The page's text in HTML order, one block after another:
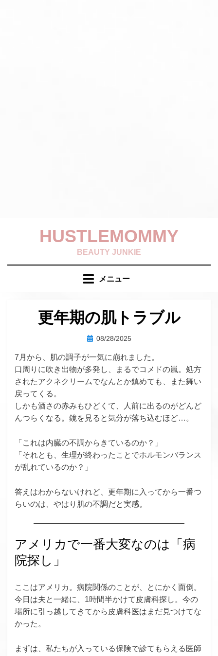
HUSTLEMOMMY
BEAUTY JUNKIE
メニュー
更年期の肌トラブル
投稿者hustlemommy
投
日:
08/28/2025
7月から、肌の調子が一気に崩れました。
口周りに吹き出物が多発し、まるでコメドの嵐。処方
されたアクネクリームでなんとか鎮めても、また舞い
戻ってくる。
しかも酒さの赤みもひどくて、人前に出るのがどんど
んつらくなる。鏡を見ると気分が落ち込むほど…。
「これは内臓の不調からきているのか？」
「それとも、生理が終わったことでホルモンバランス
が乱れているのか？」
答えはわからないけれど、更年期に入ってから一番つ
らいのは、やはり肌の不調だと実感。
アメリカで一番大変なのは「病
院探し」
ここはアメリカ。病院関係のことが、とにかく面倒。
今日は夫と一緒に、1時間半かけて皮膚科探し。今の
場所に引っ越してきてから皮膚科医はまだ見つけてな
かった。
まずは、私たちが入っている保険で診てもらえる医師